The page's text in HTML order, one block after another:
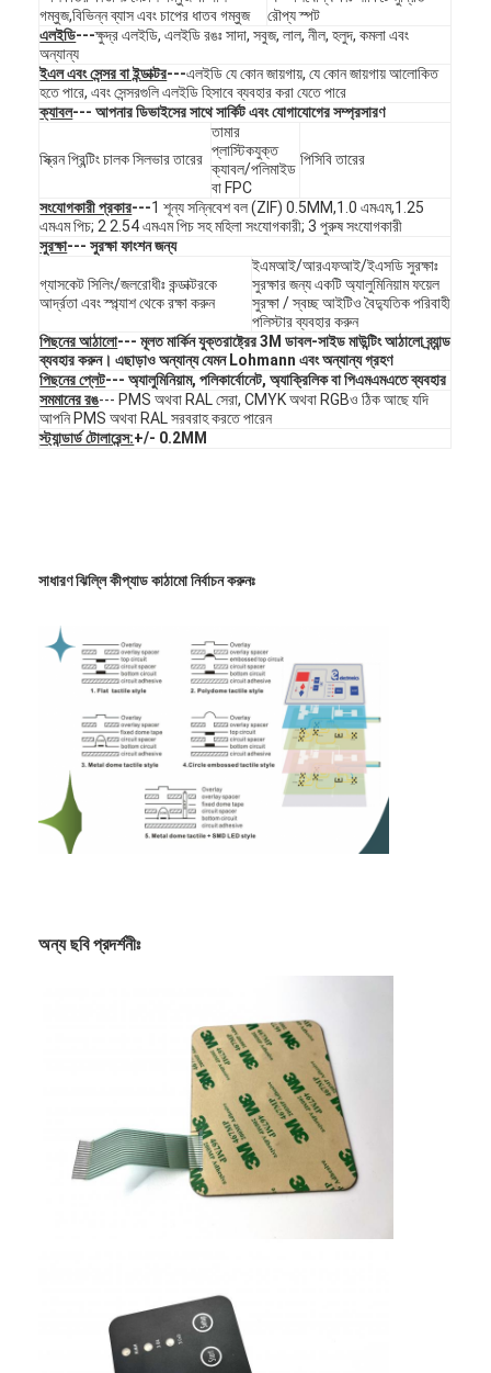
FPC ঝিল্লি সুইচ
জলরোধী ঝিল্লি সুইচ
ডিজিটাল প্রিন্টিং মেমব্রেন সুইচ
ব্যাকলাইট মেম্ব্রান সুইচ
গ্রাফিক ওভারলে
মেডিকেল মেমব্রেন সুইচ
ফ্ল্যাট মেমব্রেন সুইচ
ইএসডি মেম্ব্রান সুইচ
এলসিডি ঝিল্লি সুইচ
ক্যাপাসিটিভ মেম্ব্রান সুইচ
গম্বুজ,বিভিন্ন ব্যাস এবং চাপের ধাতব গম্বুজ
রৌপ্য স্পট
এলইডি---ক্ষুদ্র এলইডি, এলইডি রঙঃ সাদা, সবুজ, লাল, নীল, হলুদ, কমলা এবং
অন্যান্য
ইএল এবং সেন্সর বা ইন্ডাক্টর---এলইডি যে কোন জায়গায়, যে কোন জায়গায় আলোকিত
হতে পারে, এবং সেন্সরগুলি এলইডি হিসাবে ব্যবহার করা যেতে পারে
ক্যাবল--- আপনার ডিভাইসের সাথে সার্কিট এবং যোগাযোগের সম্প্রসারণ
স্ক্রিন প্রিন্টিং চালক সিলভার তারের
তামার
প্লাস্টিকযুক্ত
ক্যাবল/পলিমাইড
বা FPC
পিসিবি তারের
সংযোগকারী প্রকার---1 শূন্য সন্নিবেশ বল (ZIF) 0.5MM,1.0 এমএম,1.25
এমএম পিচ; 2 2.54 এমএম পিচ সহ মহিলা সংযোগকারী; 3 পুরুষ সংযোগকারী
সুরক্ষা--- সুরক্ষা ফাংশন জন্য
গ্যাসকেট সিলিং/জলরোধীঃ কন্ডাক্টরকে
আর্দ্রতা এবং স্প্ল্যাশ থেকে রক্ষা করুন
ইএমআই/আরএফআই/ইএসডি সুরক্ষাঃ
সুরক্ষার জন্য একটি অ্যালুমিনিয়াম ফয়েল
সুরক্ষা / স্বচ্ছ আইটিও বৈদ্যুতিক পরিবাহী
পলিস্টার ব্যবহার করুন
পিছনের আঠালো--- মূলত মার্কিন যুক্তরাষ্ট্রের 3M ডাবল-সাইড মাউন্টিং আঠালো ব্র্যান্ড
ব্যবহার করুন। এছাড়াও অন্যান্য যেমন Lohmann এবং অন্যান্য গ্রহণ
পিছনের প্লেট--- অ্যালুমিনিয়াম, পলিকার্বোনেট, অ্যাক্রিলিক বা পিএমএমএতে ব্যবহার
সমমানের রঙ--- PMS অথবা RAL সেরা, CMYK অথবা RGBও ঠিক আছে যদি
আপনি PMS অথবা RAL সরবরাহ করতে পারেন
স্ট্যান্ডার্ড টোলারেন্স:+/- 0.2MM
সাধারণ ঝিল্লি কীপ্যাড কাঠামো নির্বাচন করুনঃ
অন্য ছবি প্রদর্শনীঃ